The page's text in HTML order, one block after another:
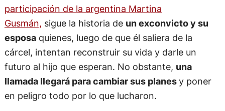
participación de la argentina Martina
Gusmán, sigue la historia de un exconvicto y su
esposaquienes, luego de que él saliera de la
cárcel, intentan reconstruir su vida y darle un
futuro al hijo que esperan. No obstante, una
llamada llegará para cambiar sus planesy poner
en peligro todo por lo que lucharon.